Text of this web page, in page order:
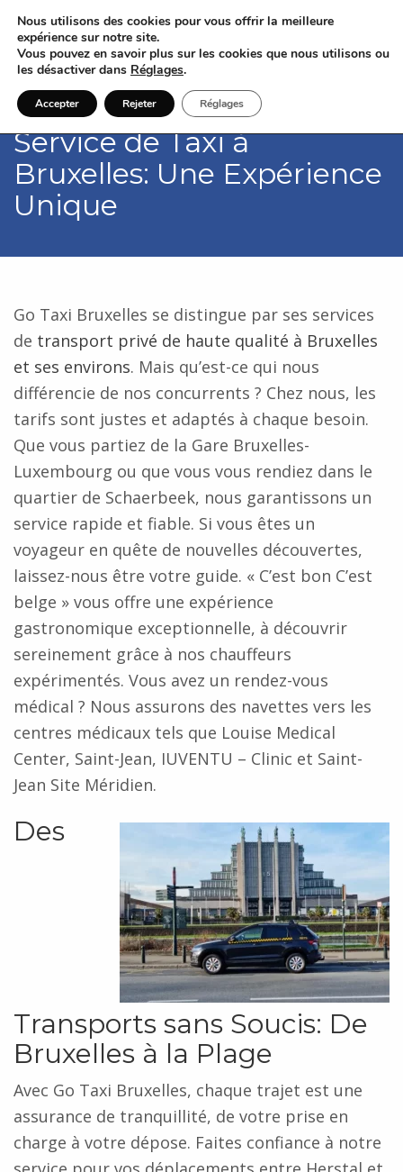
Service de Taxi à
Bruxelles: Une Expérience
Unique
Go Taxi Bruxelles se distingue par ses services
de transport privé de haute qualité à Bruxelles
et ses environs. Mais qu’est-ce qui nous
différencie de nos concurrents ? Chez nous, les
tarifs sont justes et adaptés à chaque besoin.
Que vous partiez de la Gare Bruxelles-
Luxembourg ou que vous vous rendiez dans le
quartier de Schaerbeek, nous garantissons un
service rapide et fiable. Si vous êtes un
voyageur en quête de nouvelles découvertes,
laissez-nous être votre guide. « C’est bon C’est
belge » vous offre une expérience
gastronomique exceptionnelle, à découvrir
sereinement grâce à nos chauffeurs
expérimentés. Vous avez un rendez-vous
médical ? Nous assurons des navettes vers les
centres médicaux tels que Louise Medical
Center, Saint-Jean, IUVENTU – Clinic et Saint-
Jean Site Méridien.
Des
Transports sans Soucis: De
Bruxelles à la Plage
Avec Go Taxi Bruxelles, chaque trajet est une
assurance de tranquillité, de votre prise en
charge à votre dépose. Faites confiance à notre
Nous utilisons des cookies pour vous offrir la meilleure
expérience sur notre site.
Vous pouvez en savoir plus sur les cookies que nous utilisons ou
les désactiver dans Réglages.
Accepter Rejeter Réglages